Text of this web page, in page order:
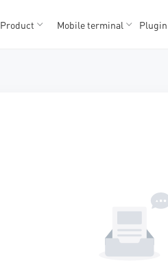
Product Mobile terminal Plugin